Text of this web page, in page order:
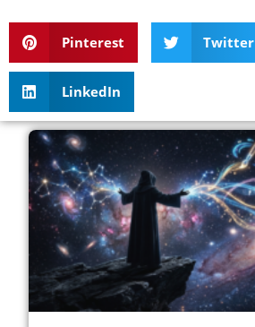
Pinterest Twitter
LinkedIn